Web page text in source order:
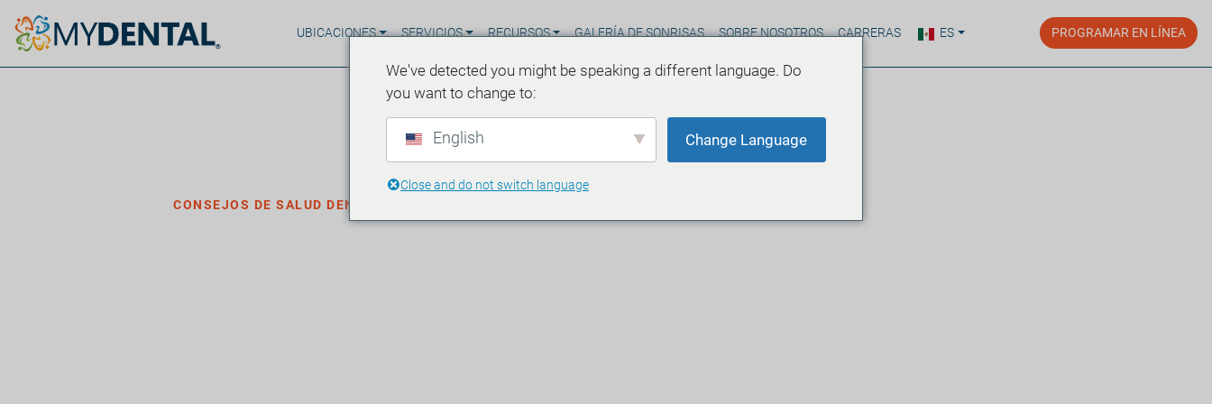
UBICACIONES SERVICIOS RECURSOS GALERÍA DE SONRISAS SOBRE NOSOTROS CARRERAS ES PROGRAMAR EN LÍNEA
CONSEJOS DE SALUD DENTAL
We've detected you might be speaking a different language. Do
you want to change to:
English Change Language
Close and do not switch language